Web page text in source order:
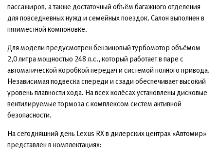
пассажиров, а также достаточный объём багажного отделения
для повседневных нужд и семейных поездок. Салон выполнен в
пятиместной компоновке.
Для модели предусмотрен бензиновый турбомотор объёмом
2,0 литра мощностью 248 л.с., который работает в паре с
автоматической коробкой передач и системой полного привода.
Независимая подвеска спереди и сзади обеспечивает высокий
уровень плавности хода. На всех колёсах установлены дисковые
вентилируемые тормоза с комплексом систем активной
безопасности.
На сегодняшний день Lexus RX в дилерских центрах «Автомир»
представлен в комплектациях: